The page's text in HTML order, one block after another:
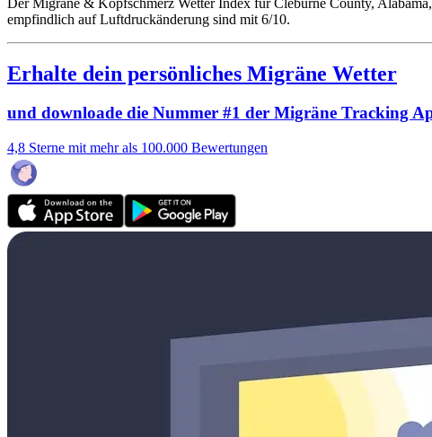
empfindlich auf Luftdruckänderung sind mit 6/10.
Erhalte dein persönliches Migräne Wetter
und downloade die Nummer #1 der Migräne Tracking
4,8 Sterne mit mehr als 100.000 Bewertungen